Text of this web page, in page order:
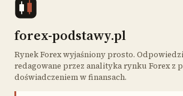
forex-podstawy.pl
Rynek Forex wyjaśniony prosto.
redagowane przez analityka rynku Forex z
doświadczeniem w finansach.